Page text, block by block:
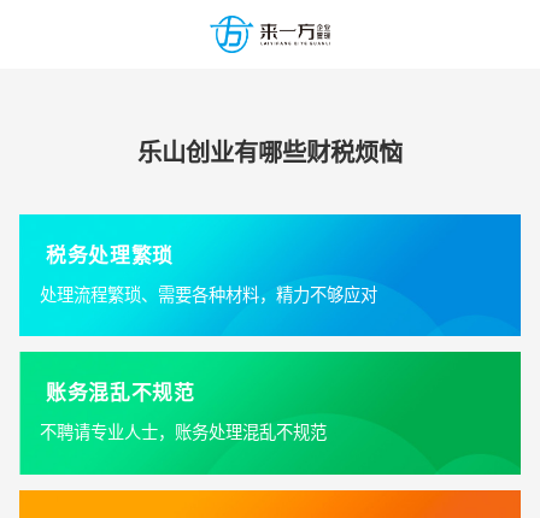
乐山创业有哪些财税烦恼
税务处理繁琐
处理流程繁琐、需要各种材料，精力不够应对
账务混乱不规范
不聘请专业人士，账务处理混乱不规范